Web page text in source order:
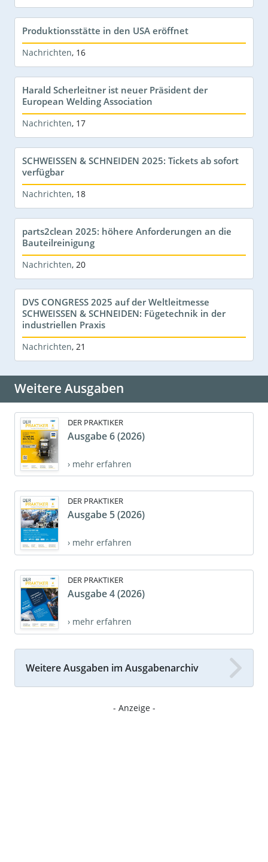
Produktionsstätte in den USA eröffnet
Nachrichten, 16
Harald Scherleitner ist neuer Präsident der
European Welding Association
Nachrichten, 17
SCHWEISSEN & SCHNEIDEN 2025: Tickets ab sofort
verfügbar
Nachrichten, 18
parts2clean 2025: höhere Anforderungen an die
Bauteilreinigung
Nachrichten, 20
DVS CONGRESS 2025 auf der Weltleitmesse
SCHWEISSEN & SCHNEIDEN: Fügetechnik in der
industriellen Praxis
Nachrichten, 21
Weitere Ausgaben
DER PRAKTIKER
Ausgabe 6 (2026)
› mehr erfahren
DER PRAKTIKER
Ausgabe 5 (2026)
› mehr erfahren
DER PRAKTIKER
Ausgabe 4 (2026)
› mehr erfahren
Weitere Ausgaben im Ausgabenarchiv
- Anzeige -